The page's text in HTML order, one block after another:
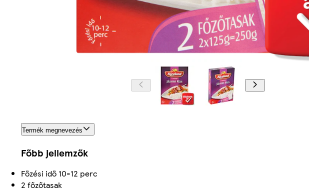
Termék megnevezés
Főbb jellemzők
Főzési idő 10-12 perc
2 főzőtasak